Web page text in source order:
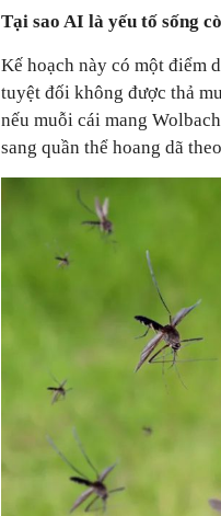
Tại sao AI là yếu tố sống
Kế hoạch này có một điểm
tuyệt đối không được thả
nếu muỗi cái mang
sang quần thể hoang dã